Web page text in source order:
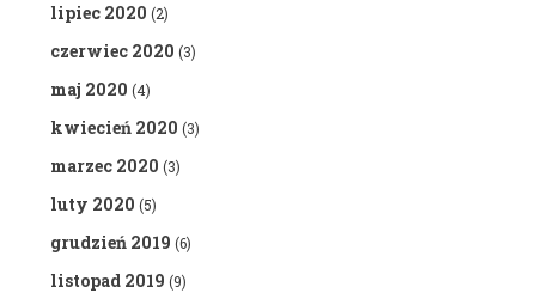
lipiec 2020 (2)
czerwiec 2020 (3)
maj 2020 (4)
kwiecień 2020 (3)
marzec 2020 (3)
luty 2020 (5)
grudzień 2019 (6)
listopad 2019 (9)